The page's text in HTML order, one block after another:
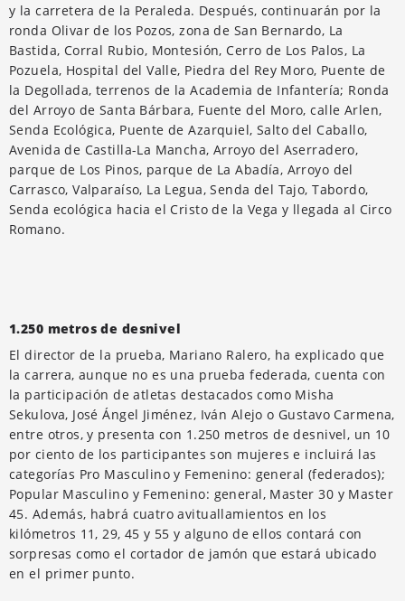
y la carretera de la Peraleda. Después, continuarán por la
ronda Olivar de los Pozos, zona de San Bernardo, La
Bastida, Corral Rubio, Montesión, Cerro de Los Palos, La
Pozuela, Hospital del Valle, Piedra del Rey Moro, Puente de
la Degollada, terrenos de la Academia de Infantería; Ronda
del Arroyo de Santa Bárbara, Fuente del Moro, calle Arlen,
Senda Ecológica, Puente de Azarquiel, Salto del Caballo,
Avenida de Castilla-La Mancha, Arroyo del Aserradero,
parque de Los Pinos, parque de La Abadía, Arroyo del
Carrasco, Valparaíso, La Legua, Senda del Tajo, Tabordo,
Senda ecológica hacia el Cristo de la Vega y llegada al Circo
Romano.
1.250 metros de desnivel
El director de la prueba, Mariano Ralero, ha explicado que
la carrera, aunque no es una prueba federada, cuenta con
la participación de atletas destacados como Misha
Sekulova, José Ángel Jiménez, Iván Alejo o Gustavo Carmena,
entre otros, y presenta con 1.250 metros de desnivel, un 10
por ciento de los participantes son mujeres e incluirá las
categorías Pro Masculino y Femenino: general (federados);
Popular Masculino y Femenino: general, Master 30 y Master
45. Además, habrá cuatro avituallamientos en los
kilómetros 11, 29, 45 y 55 y alguno de ellos contará con
sorpresas como el cortador de jamón que estará ubicado
en el primer punto.